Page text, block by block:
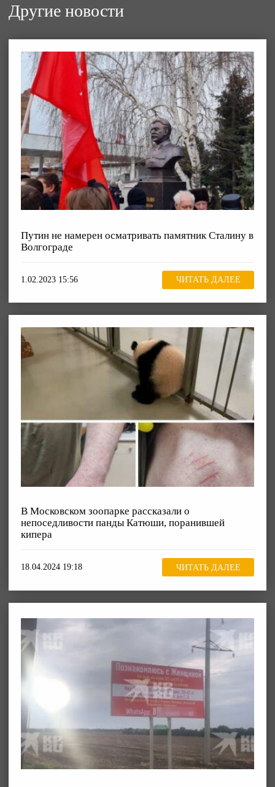
Другие новости
Путин не намерен осматривать памятник Сталину в
Волгограде
1.02.2023 15:56 ЧИТАТЬ ДАЛЕЕ
В Московском зоопарке рассказали о
непоседливости панды Катюши, поранившей
кипера
18.04.2024 19:18 ЧИТАТЬ ДАЛЕЕ